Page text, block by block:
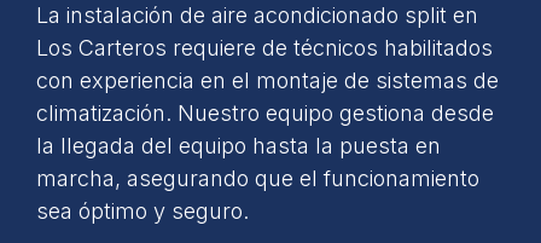
La instalación de aire acondicionado split en
Los Carteros requiere de técnicos habilitados
con experiencia en el montaje de sistemas de
climatización. Nuestro equipo gestiona desde
la llegada del equipo hasta la puesta en
marcha, asegurando que el funcionamiento
sea óptimo y seguro.